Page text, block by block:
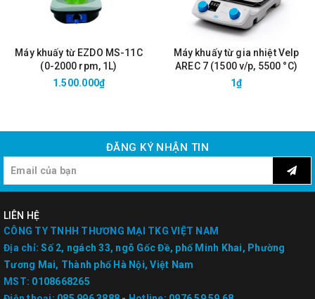
Máy khuấy từ EZDO MS-11C
(0-2000 rpm, 1L)
1.500.000₫
Máy khuấy từ gia nhiệt Velp
AREC 7 (1500 v/p, 5500 °C)
1₫
ĐĂNG KÝ NHẬN TIN
LIÊN HỆ
CÔNG TY TNHH THƯƠNG MẠI TKG VIỆT NAM
Địa chỉ: Số 2, ngách 33, ngõ Gốc Đề, phố Minh Khai, Phường
Tương Mai, Thành phố Hà Nội, Việt Nam
MST: 0108668265